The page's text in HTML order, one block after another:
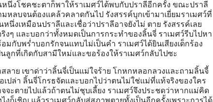
งโชคชะตาก็พาให้ราเมศว์ได้พบกับปราลีอีกครั้ง ขณะปราลี
หลบจนต้องแคล้วคลาดกันไป รังสรรค์บุกเข้ามาเยี่ยมราเมศว์ที่
นึ่งเหมือนปราลีและเชื่อว่าปราลีอาจยังไม่ ตาย รังสรรค์เลย
งๆ และบอกว่าทั้งหมดเป็นการกระทำของลิ้นจี่ ราเมศว์รีบไปหา
กับพร่ำบอกรักจนแทบไม่เป็นคำ ราเมศว์ได้ยินเสียงเด็กร้อง
ลูกที่เกิดกับสามีใหม่และขอร้องให้ราเมศว์กลับไปซะ
ลาย เขาด่าว่าลิ้นจี่เป็นแม่ใจร้าย โกหกหลอกลวงและถามลิ้นจี้
เปล่า ลิ้นจี่โกรธจัดและบอกไปว่าตนไม่ใช่แม่ที่แท้จริงของใคร
ะตายไปแล้วถ้าตนไม่ชุบเลี้ยง ราเมศว์จึงประชดว่าหากแม่คิด